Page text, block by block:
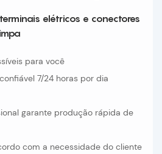
elétricos e conectores
para você
7/24 horas por dia
garante produção rápida de
com a necessidade do cliente